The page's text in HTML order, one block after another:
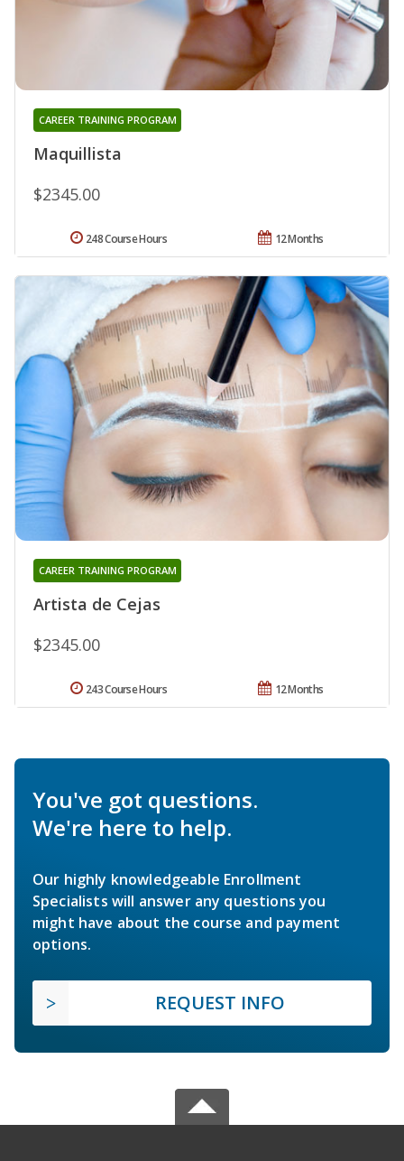
Maquillista
CAREER TRAINING PROGRAM
$2345.00
12 Months
248 Course Hours
Artista de Cejas
CAREER TRAINING PROGRAM
$2345.00
12 Months
243 Course Hours
You've got questions.
We're here to help.
Our highly knowledgeable Enrollment
Specialists will answer any questions you
might have about the course and payment
options.
REQUEST INFO